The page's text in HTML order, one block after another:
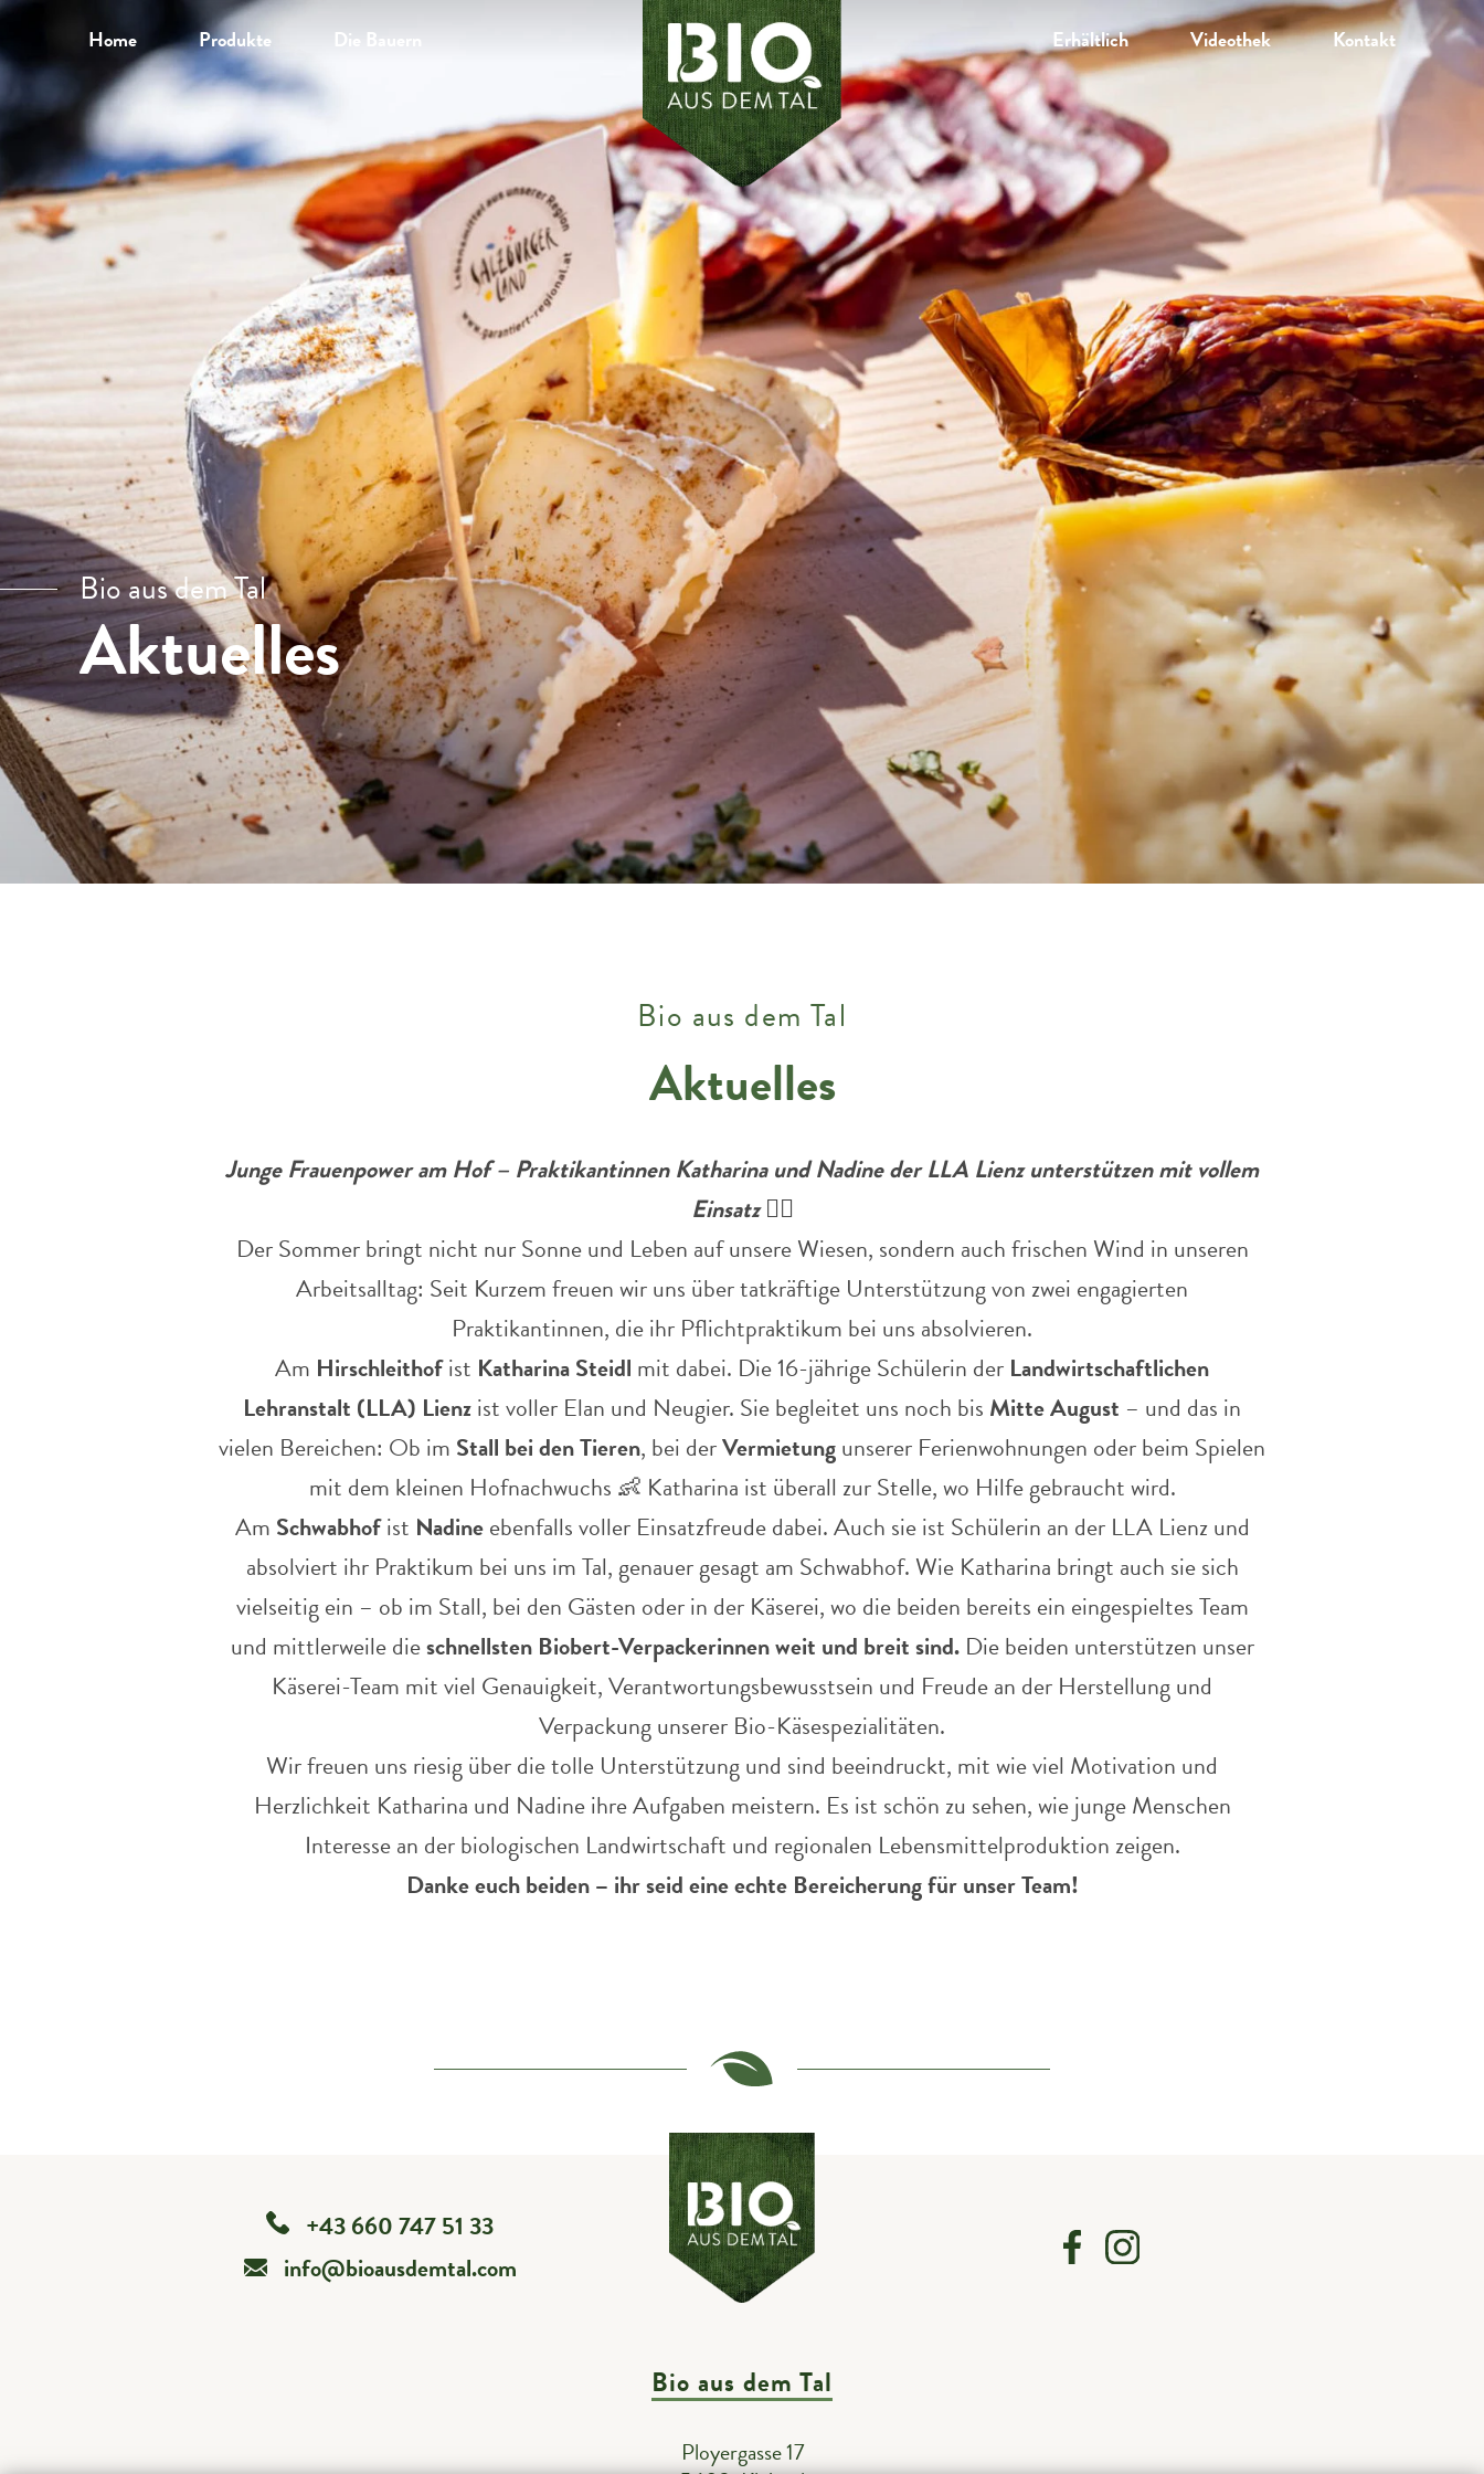
Home Produkte Die Bauern Erhältlich Videothek Kontakt
Bio aus dem Tal
Aktuelles
Bio aus dem Tal
Aktuelles
Junge Frauenpower am Hof – Praktikantinnen Katharina und Nadine der LLA Lienz unterstützen mit vollem
Einsatz 👯‍♂️
Der Sommer bringt nicht nur Sonne und Leben auf unsere Wiesen, sondern auch frischen Wind in unseren
Arbeitsalltag: Seit Kurzem freuen wir uns über tatkräftige Unterstützung von zwei engagierten
Praktikantinnen, die ihr Pflichtpraktikum bei uns absolvieren.
Am Hirschleithofist Katharina Steidl mit dabei. Die 16-jährige Schülerin der Landwirtschaftlichen
Lehranstalt (LLA) Lienzist voller Elan und Neugier. Sie begleitet uns noch bis Mitte August – und das in
vielen Bereichen: Ob im Stall bei den Tieren, bei derVermietungunserer Ferienwohnungen oder beim Spielen
mit dem kleinen Hofnachwuchs 👶 Katharina ist überall zur Stelle, wo Hilfe gebraucht wird.
Am Schwabhofist Nadineebenfalls voller Einsatzfreude dabei. Auch sie ist Schülerin an der LLA Lienz und
absolviert ihr Praktikum bei uns im Tal, genauer gesagt am Schwabhof. Wie Katharina bringt auch sie sich
vielseitig ein – ob im Stall, bei den Gästen oder in der Käserei, wo die beiden bereits ein eingespieltes Team
und mittlerweile dieschnellsten Biobert-Verpackerinnen weit und breit sind. Die beiden unterstützen unser
Käserei-Team mit viel Genauigkeit, Verantwortungsbewusstsein und Freude an der Herstellung und
Verpackung unserer Bio-Käsespezialitäten.
Wir freuen uns riesig über die tolle Unterstützung und sind beeindruckt, mit wie viel Motivation und
Herzlichkeit Katharina und Nadine ihre Aufgaben meistern. Es ist schön zu sehen, wie junge Menschen
Interesse an der biologischen Landwirtschaft und regionalen Lebensmittelproduktion zeigen.
Danke euch beiden – ihr seid eine echte Bereicherung für unser Team!
+43 660 747 51 33
info@bioausdemtal.com
Bio aus dem Tal
Ployergasse 17